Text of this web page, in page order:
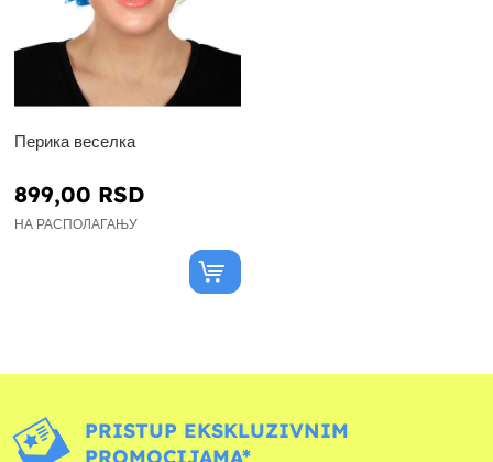
Перика веселка
899,00 RSD
НА РАСПОЛАГАЊУ
PRISTUP EKSKLUZIVNIM